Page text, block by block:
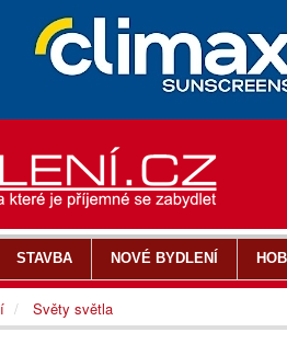
STAVBA NOVÉ BYDLENÍ
Světy světla